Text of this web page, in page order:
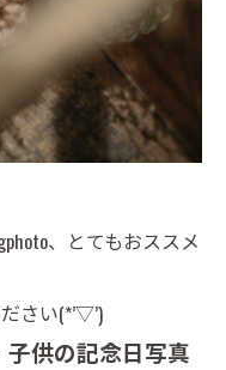
、とてもおススメ
さい(*’▽’)
供の記念日写真